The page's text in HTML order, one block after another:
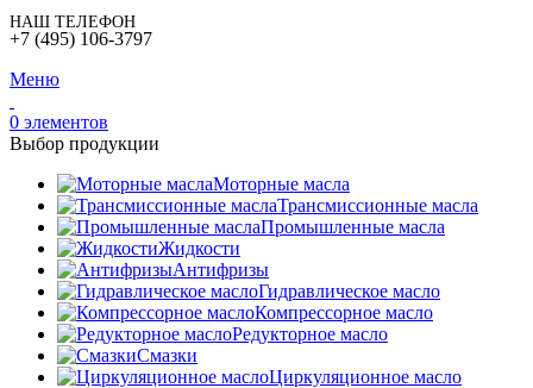
НАШ ТЕЛЕФОН
+7 (495) 106-3797
Меню
0 элементов
Выбор продукции
Моторные масла
Трансмиссионные масла
Промышленные масла
Жидкости
Антифризы
Гидравлическое масло
Компрессорное масло
Редукторное масло
Смазки
Циркуляционное масло